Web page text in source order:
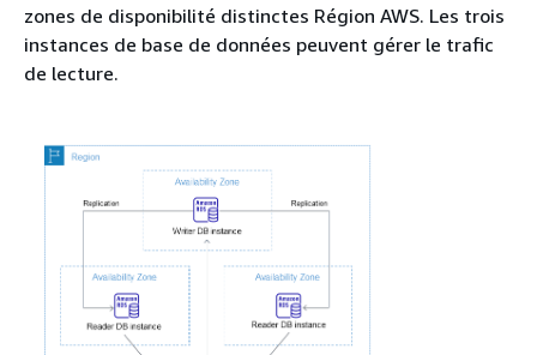
zones de disponibilité distinctes Région AWS. Les trois
instances de base de données peuvent gérer le trafic
de lecture.